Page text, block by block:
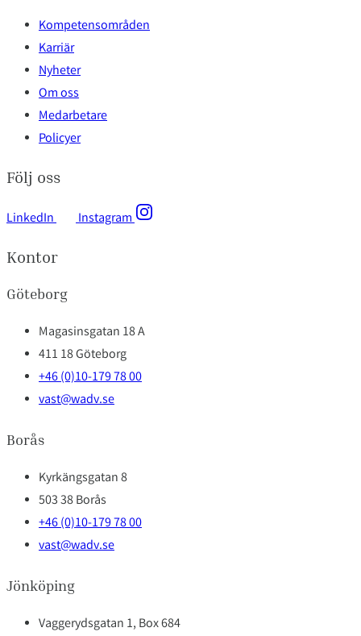
Kompetensområden
Karriär
Nyheter
Om oss
Medarbetare
Policyer
Följ oss
LinkedIn Instagram
Kontor
Göteborg
Magasinsgatan 18 A
411 18 Göteborg
+46 (0)10-179 78 00
vast@wadv.se
Borås
Kyrkängsgatan 8
503 38 Borås
+46 (0)10-179 78 00
vast@wadv.se
Jönköping
Vaggerydsgatan 1, Box 684